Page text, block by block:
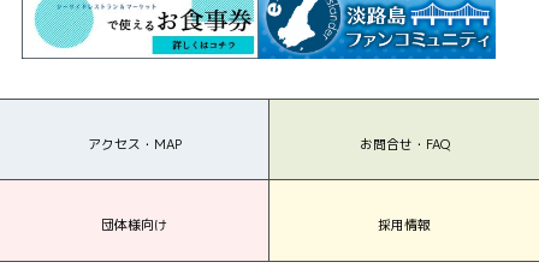
アクセス・MAP お問合せ・FAQ
団体様向け 採用情報